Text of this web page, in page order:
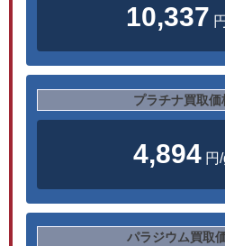
10,337
プラチナ買取価
4,894 円
パラジウム買取